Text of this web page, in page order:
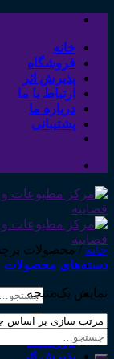
Skip
contentخانه
فروشگاه
پذیرش اثر
ارتباط با ما
درباره ما
پشتیبانی
جستجو
خانه
فروشگاه
پذیرش اثر
خانه /محصولات
دسته‌های محصولات
نمایش یک نتیجه
جستجو